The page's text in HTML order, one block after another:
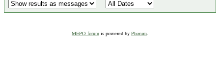
MEPO forum is powered by Phorum.